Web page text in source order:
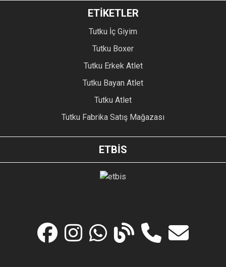
ETİKETLER
Tutku İç Giyim
Tutku Boxer
Tutku Erkek Atlet
Tutku Bayan Atlet
Tutku Atlet
Tutku Fabrika Satış Mağazası
ETBİS